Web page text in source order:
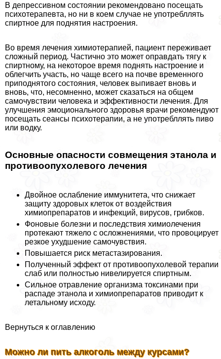
В депрессивном состоянии рекомендовано посещать
психотерапевта, но ни в коем случае не употрeбллять
спиртное для поднятия настроения.
Во время лечения химиотерапией, пациент переживает
сложный период. Частично это может оправдать тягу к
спиртному, на некоторое время поднять настроение и
облегчить участь, но чаще всего на почве временного
приподнятого состояния, человек выпивает вновь и
вновь, что, несомненно, может сказаться на общем
самочувствии человека и эффективности лечения. Для
улучшения эмоционального здоровья врачи рекомендуют
посещать сеансы психотерапии, а не употрeбллять пиво
или водку.
Основные опасности совмещения этанола и
противоопухолевого лечения
Двойное ослабление иммунитета, что снижает
защиту здоровых клеток от воздействия
химиопрепаратов и инфекций, вирусов, грибков.
Фоновые болезни и последствия химиолечения
протекают тяжело с осложнениями, что провоцирует
резкое ухудшение самочувствия.
Повышается риск метастазирования.
Полученный эффект от противоопухолевой терапии
слаб или полностью нивелируется спиртным.
Сильное отравление организма токсинами при
распаде этанола и химиопрепаратов приводит к
летальному исходу.
Вернуться к оглавлению
Можно ли пить алкоголь между курсами?